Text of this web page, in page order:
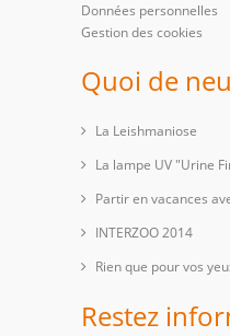
Données personnelles
Gestion des cookies
Quoi de
La Leishmaniose
La lampe UV "Urine
Partir en vacances
INTERZOO 2014
Rien que pour vos
Restez